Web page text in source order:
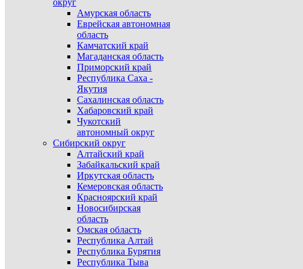
округ
Амурская область
Еврейская автономная
область
Камчатский край
Магаданская область
Приморский край
Республика Саха -
Якутия
Сахалинская область
Хабаровский край
Чукотский
автономный округ
Сибирский округ
Алтайский край
Забайкальский край
Иркутская область
Кемеровская область
Красноярский край
Новосибирская
область
Омская область
Республика Алтай
Республика Бурятия
Республика Тыва